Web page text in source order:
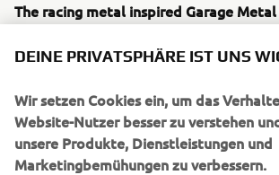
The racing metal inspired Garage
Heritage models will be enhanced in
strikingGarage Metalcolor scheme,
white fairing that became famous by
winning engines in the 70s.
DEINE PRIVATSPHÄRE IST UNS
Wir setzen Cookies ein, um das
Website-Nutzer besser zu verstehen
unsere Produkte, Dienstleistungen und
Marketingbemühungen zu verbessern.